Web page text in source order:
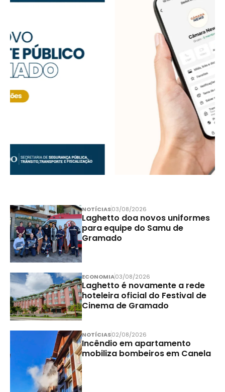
NOTÍCIAS03/08/2026
Laghetto doa novos uniformes
para equipe do Samu de
Gramado
ECONOMIA03/08/2026
Laghetto é novamente a rede
hoteleira oficial do Festival de
Cinema de Gramado
NOTÍCIAS02/08/2026
Incêndio em apartamento
mobiliza bombeiros em Canela